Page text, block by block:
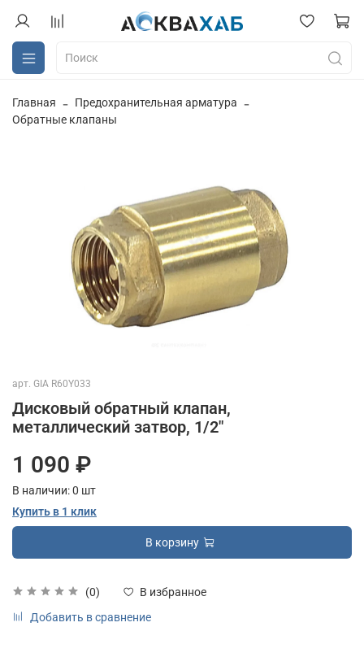
Главная
Предохранительная арматура
Обратные клапаны
арт. GIA R60Y033
Дисковый обратный клапан,
металлический затвор, 1/2"
(0)
В избранное
Добавить в сравнение
1 090 ₽
В наличии:0 шт
Купить в 1 клик
В корзину